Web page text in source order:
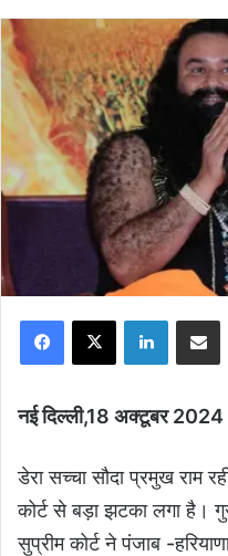
Facebook
X
नई दिल्ली,18 अक्टूबर 2024
डेरा सच्चा सौदा प्रमुख राम
कोर्ट से बड़ा झटका लगा है।
सुप्रीम कोर्ट ने पंजाब -